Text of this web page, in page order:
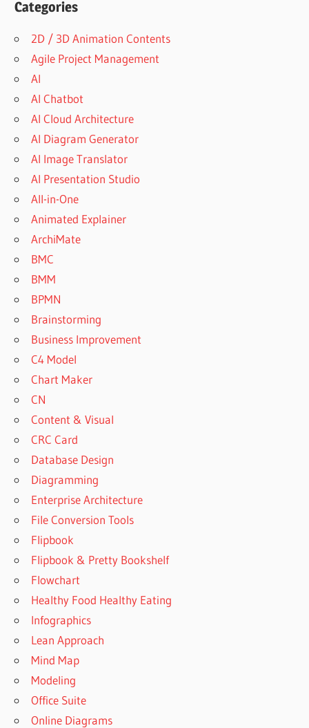
Categories
2D / 3D Animation Contents
Agile Project Management
AI
AI Chatbot
AI Cloud Architecture
AI Diagram Generator
AI Image Translator
AI Presentation Studio
All-in-One
Animated Explainer
ArchiMate
BMC
BMM
BPMN
Brainstorming
Business Improvement
C4 Model
Chart Maker
CN
Content & Visual
CRC Card
Database Design
Diagramming
Enterprise Architecture
File Conversion Tools
Flipbook
Flipbook & Pretty Bookshelf
Flowchart
Healthy Food Healthy Eating
Infographics
Lean Approach
Mind Map
Modeling
Office Suite
Online Diagrams